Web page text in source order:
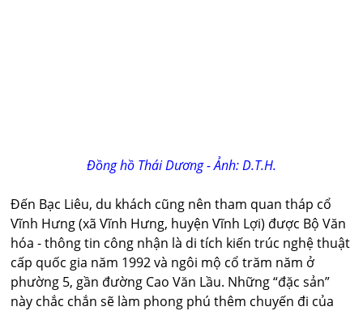
Đồng hồ Thái Dương - Ảnh: D.T.H.
Đến Bạc Liêu, du khách cũng nên tham quan tháp cổ
Vĩnh Hưng (xã Vĩnh Hưng, huyện Vĩnh Lợi) được Bộ Văn
hóa - thông tin công nhận là di tích kiến trúc nghệ thuật
cấp quốc gia năm 1992 và ngôi mộ cổ trăm năm ở
phường 5, gần đường Cao Văn Lầu. Những “đặc sản”
này chắc chắn sẽ làm phong phú thêm chuyến đi của